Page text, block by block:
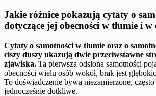
Jakie różnice pokazują cytaty o
dotyczące jej obecności w tłumie i w
Cytaty o samotności w tłumie oraz o
ciszy duszy ukazują dwie przeciwstawne
zjawiska. Ta pierwsza odsłona samotności
obecności wielu osób wokół, brak jest
To doświadczenie bywa niezamierzone,
jednocześnie dotkliwe.